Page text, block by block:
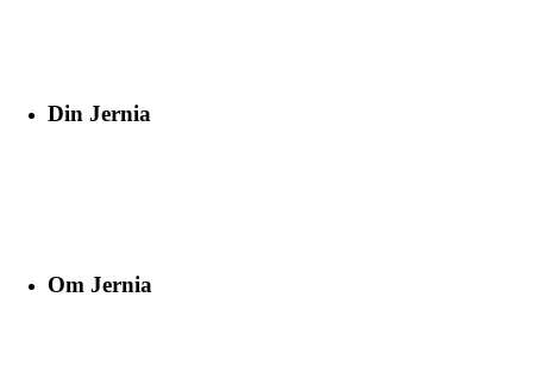
Din Jernia
Om Jernia